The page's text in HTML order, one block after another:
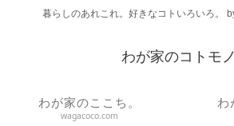
暮らしのあれこれ。好きなコトいろいろ。
わが家のコトモノ
わが家のここち。
wagacoco.com
わ